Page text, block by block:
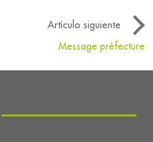
Artículo siguiente
Message préfecture